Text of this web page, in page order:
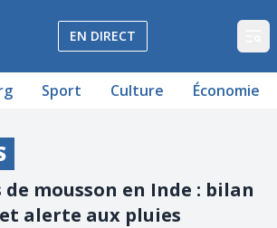
régionale Vaud et Fribourg
EN DIRECT
Sport Culture Économie
mousson en Inde : bilan
alerte aux pluies